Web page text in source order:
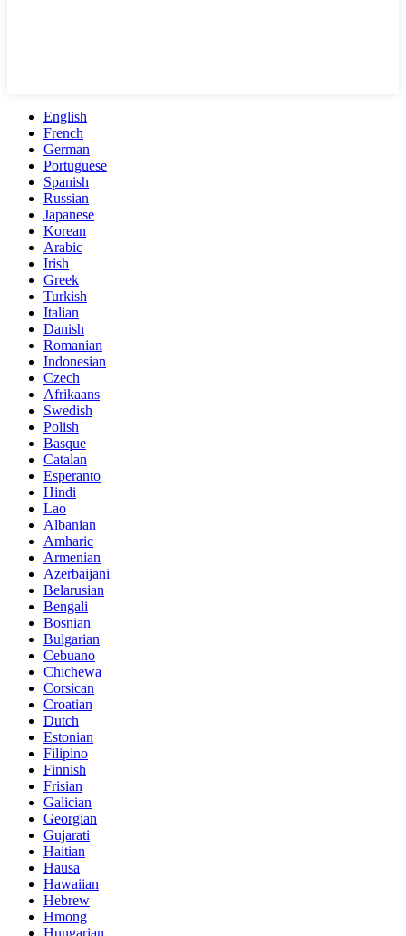
English
French
German
Portuguese
Spanish
Russian
Japanese
Korean
Arabic
Irish
Greek
Turkish
Italian
Danish
Romanian
Indonesian
Czech
Afrikaans
Swedish
Polish
Basque
Catalan
Esperanto
Hindi
Lao
Albanian
Amharic
Armenian
Azerbaijani
Belarusian
Bengali
Bosnian
Bulgarian
Cebuano
Chichewa
Corsican
Croatian
Dutch
Estonian
Filipino
Finnish
Frisian
Galician
Georgian
Gujarati
Haitian
Hausa
Hawaiian
Hebrew
Hmong
Hungarian